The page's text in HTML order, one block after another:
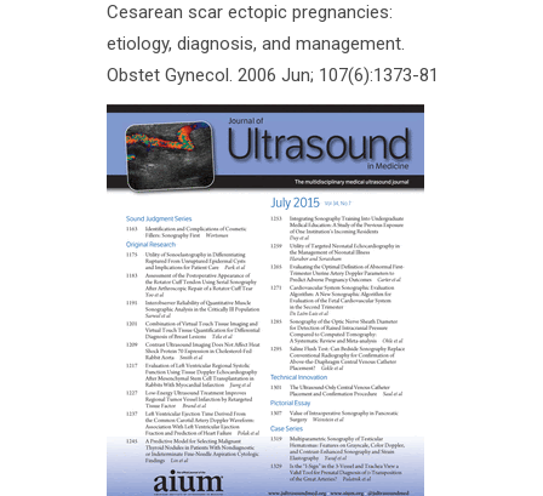
Cesarean scar ectopic pregnancies:
etiology, diagnosis, and management.
Obstet Gynecol. 2006 Jun; 107(6):1373-81